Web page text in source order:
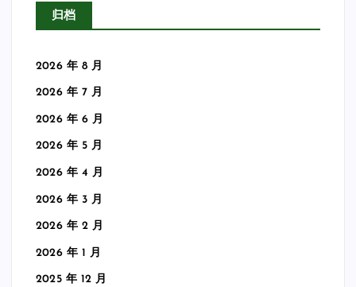
归档
2026 年 8 月
2026 年 7 月
2026 年 6 月
2026 年 5 月
2026 年 4 月
2026 年 3 月
2026 年 2 月
2026 年 1 月
2025 年 12 月